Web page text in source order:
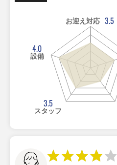
お迎え対応 3.5
3.5
スタッフ
4.0
設備